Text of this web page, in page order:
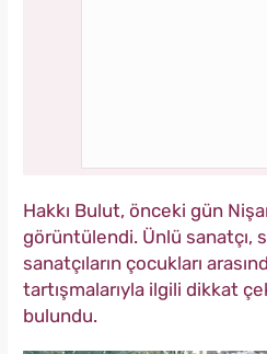
Hakkı Bulut, önceki gün
görüntülendi. Ünlü sanatçı,
sanatçıların çocukları
tartışmalarıyla ilgili dikkat
bulundu.